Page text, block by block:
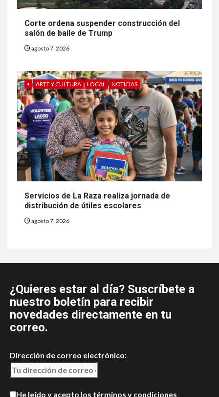
Corte ordena suspender construcción del
salón de baile de Trump
agosto 7, 2026
• ARTE Y CULTURA LOCAL NOTICIAS
Servicios de La Raza realiza jornada de
distribución de útiles escolares
agosto 7, 2026
¿Quieres estar al día? Suscríbete a
nuestro boletín para recibir
novedades directamente en tu
correo.
Dirección de correo electrónico:
He leído y acepto los términos y condiciones